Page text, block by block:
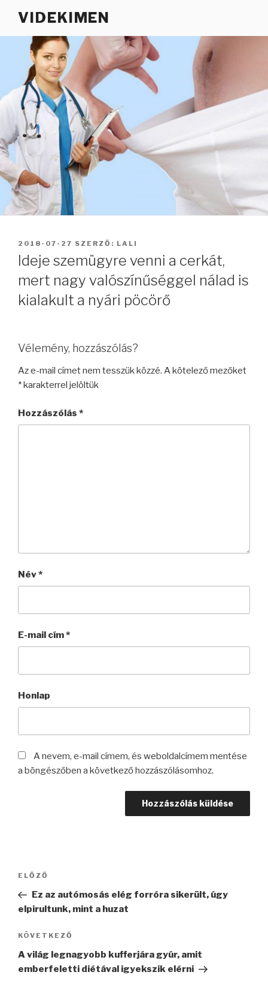
VIDEKIMEN
BEKÜLDVE:
2018-07-27 SZERZŐ: LALI
Ideje szemügyre venni a cerkát,
mert nagy valószínűséggel nálad is
kialakult a nyári pöcörő
Vélemény, hozzászólás?
Az e-mail címet nem tesszük közzé. A kötelező mezőket
* karakterrel jelöltük
Hozzászólás *
Név*
E-mail cím*
Honlap
A nevem, e-mail címem, és weboldalcímem mentése
a böngészőben a következő hozzászólásomhoz.
Bejegyzés
Korábbi
bejegyzés
ELŐZŐ
Ez az autómosás elég forróra sikerült, úgy
elpirultunk, mint a huzat
Következő
bejegyzés
KÖVETKEZŐ
A világ legnagyobb kufferjára gyúr, amit
emberfeletti diétával igyekszik elérni